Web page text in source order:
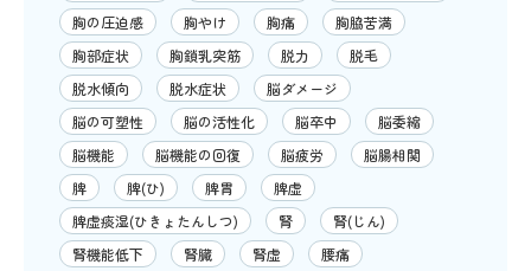
胸の圧迫感
胸やけ 胸痛
胸脇苦満
胸部症状
胸鎖乳突筋 脱力
脱毛
脱水傾向
脱水症状
脳ダメージ
脳の可塑性
脳の活性化 脳卒中
脳委縮
脳機能
脳機能の回復 脳疲労
脳腸相関
脾
脾(ひ) 脾胃
脾虚
脾虚痰湿(ひきょたんしつ)
腎
腎(じん)
腎機能低下
腎臓 腎虚
腰痛